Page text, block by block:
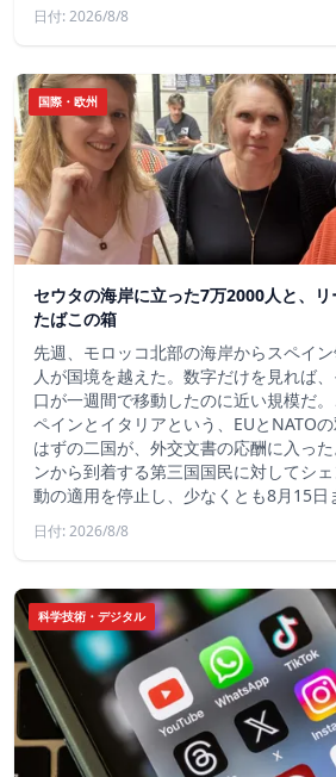
日付: 2026/8/8
国際・欧州
セウタの海岸に立った7万2000人と、
たばこの箱
先週、モロッコ北部の海岸からスペイ
人が国境を越えた。数字だけを見れば
口が一週間で移動したのに近い規模だ
ペインとイタリアという、EUとNATO
はずの二国が、外交文書の応酬に入っ
ンから到着する第三国国民に対してシ
動の適用を停止し、少なくとも8月15
日付: 2026/8/8
科学技術・デジタル